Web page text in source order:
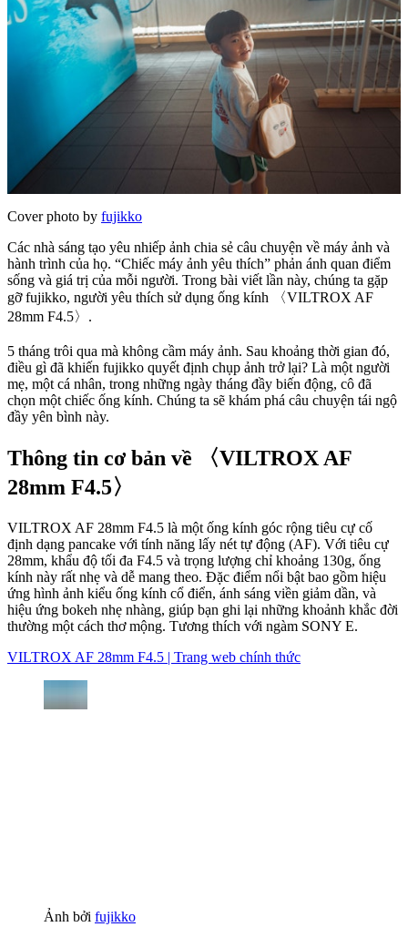
Cover photo by fujikko
Các nhà sáng tạo yêu nhiếp ảnh chia sẻ câu chuyện về máy ảnh và
hành trình của họ. “Chiếc máy ảnh yêu thích” phản ánh quan điểm
sống và giá trị của mỗi người. Trong bài viết lần này, chúng ta gặp
gỡ fujikko, người yêu thích sử dụng ống kính 〈VILTROX AF
28mm F4.5〉.
5 tháng trôi qua mà không cầm máy ảnh. Sau khoảng thời gian đó,
điều gì đã khiến fujikko quyết định chụp ảnh trở lại? Là một người
mẹ, một cá nhân, trong những ngày tháng đầy biến động, cô đã
chọn một chiếc ống kính. Chúng ta sẽ khám phá câu chuyện tái ngộ
đầy yên bình này.
Thông tin cơ bản về 〈VILTROX AF
28mm F4.5〉
VILTROX AF 28mm F4.5 là một ống kính góc rộng tiêu cự cố
định dạng pancake với tính năng lấy nét tự động (AF). Với tiêu cự
28mm, khẩu độ tối đa F4.5 và trọng lượng chỉ khoảng 130g, ống
kính này rất nhẹ và dễ mang theo. Đặc điểm nổi bật bao gồm hiệu
ứng hình ảnh kiểu ống kính cổ điển, ánh sáng viền giảm dần, và
hiệu ứng bokeh nhẹ nhàng, giúp bạn ghi lại những khoảnh khắc đời
thường một cách thơ mộng. Tương thích với ngàm SONY E.
VILTROX AF 28mm F4.5 | Trang web chính thức
Ảnh bởi fujikko